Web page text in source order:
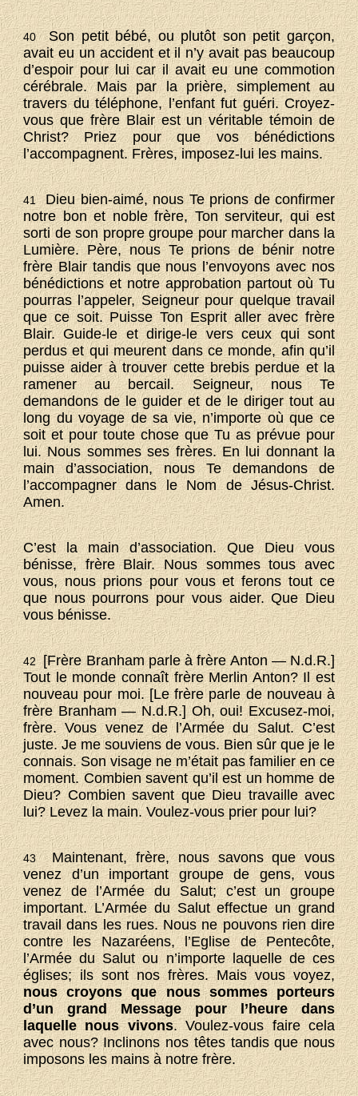
40Son petit bébé, ou plutôt son petit garçon,
avait eu un accident et il n’y avait pas beaucoup
d’espoir pour lui car il avait eu une commotion
cérébrale. Mais par la prière, simplement au
travers du téléphone, l’enfant fut guéri. Croyez-
vous que frère Blair est un véritable témoin de
Christ? Priez pour que vos bénédictions
l’accompagnent. Frères, imposez-lui les mains.
41Dieu bien-aimé, nous Te prions de confirmer
notre bon et noble frère, Ton serviteur, qui est
sorti de son propre groupe pour marcher dans la
Lumière. Père, nous Te prions de bénir notre
frère Blair tandis que nous l’envoyons avec nos
bénédictions et notre approbation partout où Tu
pourras l’appeler, Seigneur pour quelque travail
que ce soit. Puisse Ton Esprit aller avec frère
Blair. Guide-le et dirige-le vers ceux qui sont
perdus et qui meurent dans ce monde, afin qu’il
puisse aider à trouver cette brebis perdue et la
ramener au bercail. Seigneur, nous Te
demandons de le guider et de le diriger tout au
long du voyage de sa vie, n’importe où que ce
soit et pour toute chose que Tu as prévue pour
lui. Nous sommes ses frères. En lui donnant la
main d’association, nous Te demandons de
l’accompagner dans le Nom de Jésus-Christ.
Amen.
C’est la main d’association. Que Dieu vous
bénisse, frère Blair. Nous sommes tous avec
vous, nous prions pour vous et ferons tout ce
que nous pourrons pour vous aider. Que Dieu
vous bénisse.
42[Frère Branham parle à frère Anton — N.d.R.]
Tout le monde connaît frère Merlin Anton? Il est
nouveau pour moi. [Le frère parle de nouveau à
frère Branham — N.d.R.] Oh, oui! Excusez-moi,
frère. Vous venez de l’Armée du Salut. C’est
juste. Je me souviens de vous. Bien sûr que je le
connais. Son visage ne m’était pas familier en ce
moment. Combien savent qu’il est un homme de
Dieu? Combien savent que Dieu travaille avec
lui? Levez la main. Voulez-vous prier pour lui?
43Maintenant, frère, nous savons que vous
venez d’un important groupe de gens, vous
venez de l’Armée du Salut; c’est un groupe
important. L’Armée du Salut effectue un grand
travail dans les rues. Nous ne pouvons rien dire
contre les Nazaréens, l’Eglise de Pentecôte,
l’Armée du Salut ou n’importe laquelle de ces
églises; ils sont nos frères. Mais vous voyez,
nous croyons que nous sommes porteurs
d’un grand Message pour l’heure dans
laquelle nous vivons. Voulez-vous faire cela
avec nous? Inclinons nos têtes tandis que nous
imposons les mains à notre frère.